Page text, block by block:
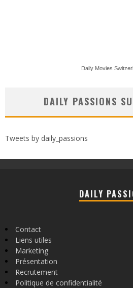
Daily Movies
DAILY PASSIONS
Tweets by daily_passions
DAILY
Contact
Liens utiles
Marketing
Présentation
Recrutement
Politique de confidentialité